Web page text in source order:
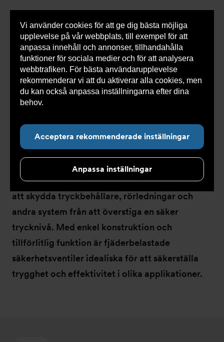
Vi använder cookies för att ge dig bästa möjliga
upplevelse på vår webbplats, till exempel för att
anpassa innehåll och annonser, tillhandahålla
funktioner för sociala medier och för att analysera
webbtrafiken. För bästa användarupplevelse
rekommenderar vi att du aktiverar alla cookies, men
du kan också anpassa inställningarna efter dina
behov.
Acceptera rekommenderade inställningar
Anpassa inställningar
0 varorSnabborder
Du
här:
Armatec > Produkter > Tryckavsäkring
>
Industriella säkerhetsventiler
> High performance
High performance
En fjäderbelastad säkerhetsventil används för
att skydda tryckbehållare, rörledningar och
andra system från att överstiga en säker
trycknivå. Med enkel konstruktion och
tillförlitlig funktion är fjäderbelastade
säkerhetsventiler idealiska för att säkerställa
trygghet och effektivitet i olika applikationer.